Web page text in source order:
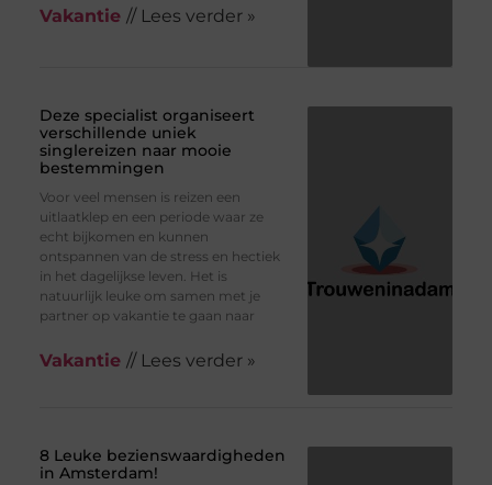
Vakantie // Lees verder »
Deze specialist organiseert
verschillende uniek
singlereizen naar mooie
bestemmingen
Voor veel mensen is reizen een
uitlaatklep en een periode waar ze
echt bijkomen en kunnen
ontspannen van de stress en hectiek
in het dagelijkse leven. Het is
natuurlijk leuke om samen met je
partner op vakantie te gaan naar
Vakantie // Lees verder »
8 Leuke bezienswaardigheden
in Amsterdam!